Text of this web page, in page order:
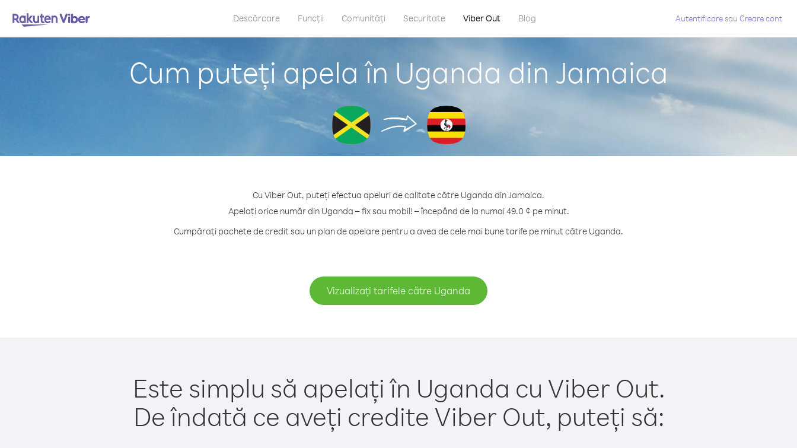
Descărcare Funcții Comunități Securitate Viber Out Blog Autentificaresau Creare cont
Cum puteți apela în Uganda din Jamaica
Cu Viber Out, puteți efectua apeluri de calitate către Uganda din Jamaica.
Apelați orice număr din Uganda – fix sau mobil! – începând de la numai 49.0 ¢ pe minut.
Cumpărați pachete de credit sau un plan de apelare pentru a avea de cele mai bune tarife pe minut către Uganda.
Vizualizați tarifele către Uganda
Este simplu să apelați în Uganda cu Viber Out.
De îndată ce aveți credite Viber Out, puteți să: